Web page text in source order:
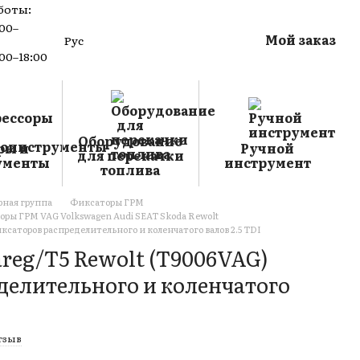
Рус Мой заказ
и Оборудование
для перекачки
топлива
Ручной
инструмент
группа
Фиксаторы ГРМ
ГРМ VAG Volkswagen Audi SEAT Skoda Rewolt
распределительного и коленчатого валов 2.5 TDI
T5 Rewolt (T9006VAG)
и коленчатого